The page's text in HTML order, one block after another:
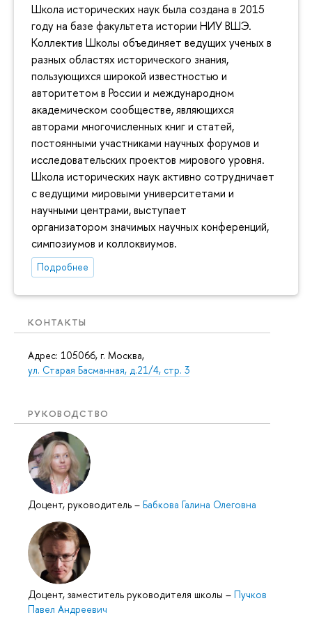
Школа исторических наук была создана в 2015
году на базе факультета истории НИУ ВШЭ.
Коллектив Школы объединяет ведущих ученых в
разных областях исторического знания,
пользующихся широкой известностью и
авторитетом в России и международном
академическом сообществе, являющихся
авторами многочисленных книг и статей,
постоянными участниками научных форумов и
исследовательских проектов мирового уровня.
Школа исторических наук активно сотрудничает
с ведущими мировыми университетами и
научными центрами, выступает
организатором значимых научных конференций,
симпозиумов и коллоквиумов.
Подробнее
КОНТАКТЫ
Адрес: 105066, г. Москва,
ул. Старая Басманная, д.21/4, стр. 3
РУКОВОДСТВО
Доцент, руководитель – Бабкова Галина Олеговна
Доцент, заместитель руководителя школы – Пучков
Павел Андреевич